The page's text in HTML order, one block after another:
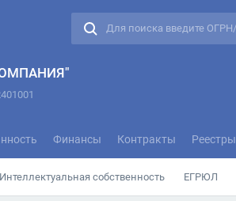
Финансы Контракты Реестры
Интеллектуальная собственность ЕГРЮЛ